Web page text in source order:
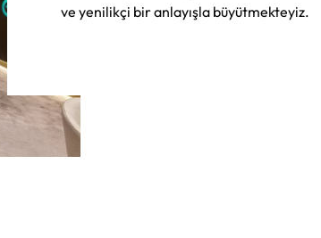
ve yenilikçi bir anlayışla büyütmekteyiz.